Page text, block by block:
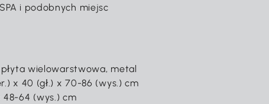
i podobnych miejsc
wielowarstwowa, metal
x 40 (gł.) x 70-86 (wys.) cm
48-64 (wys.) cm